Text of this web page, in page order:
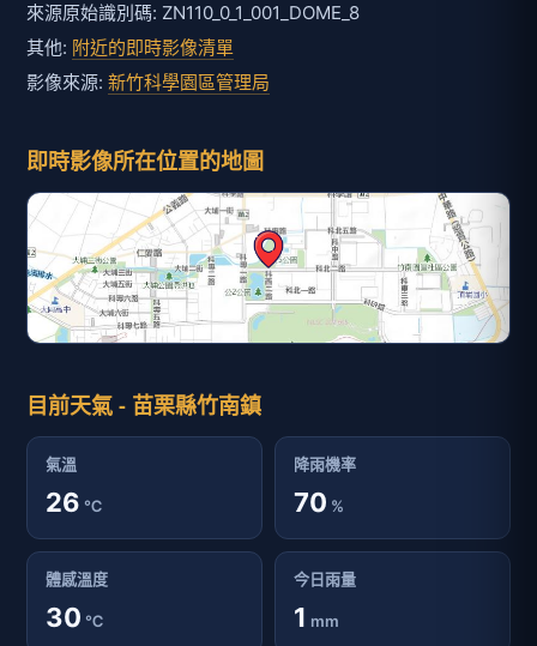
來源原始識別碼: ZN110_0_1_001_DOME_8
其他: 附近的即時影像清單
影像來源: 新竹科學園區管理局
即時影像所在位置的地圖
目前天氣 - 苗栗縣竹南鎮
氣溫
26 ℃
降雨機率
70 %
體感溫度
30 ℃
今日雨量
1 mm